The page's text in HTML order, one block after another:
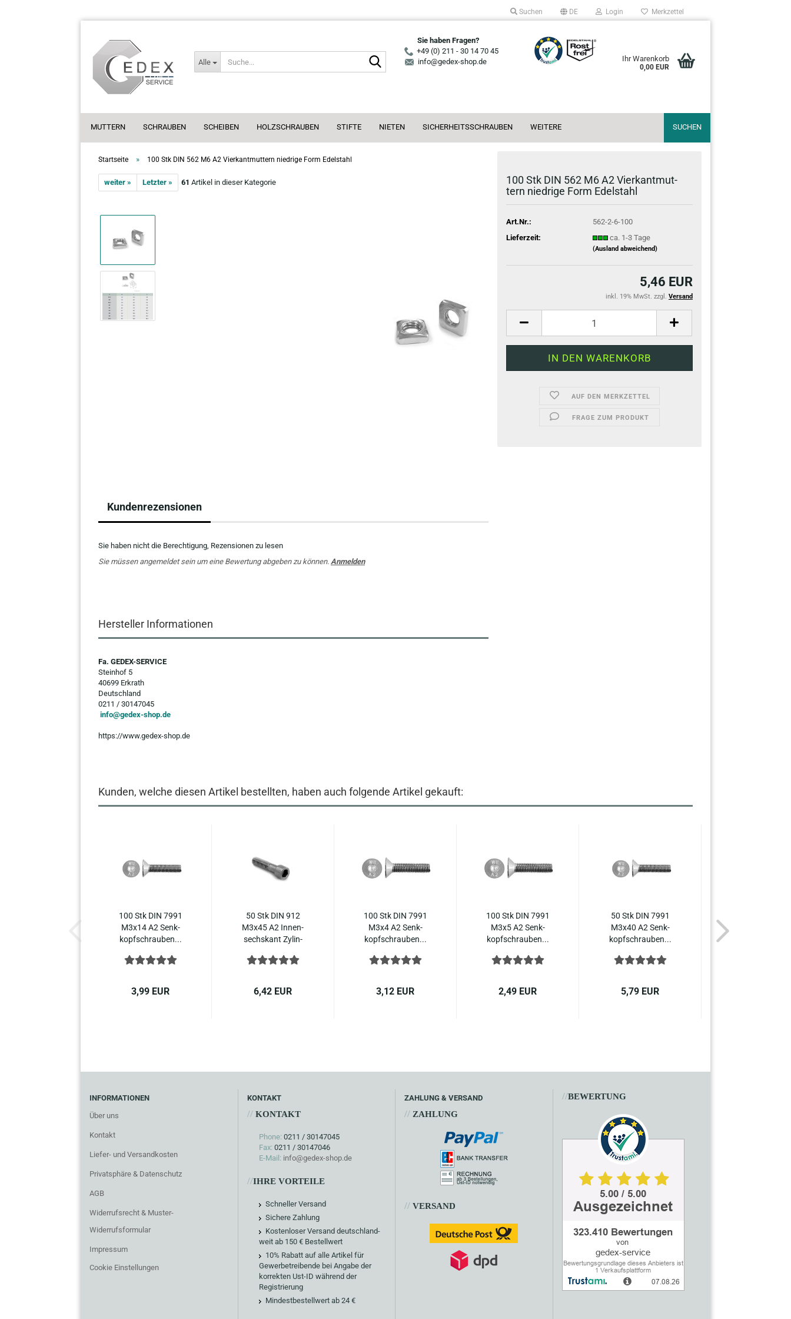
Suchen DE Login Merkzettel
Alle
Suche...
Sie haben Fragen?
+49 (0) 211 - 30 14 70 45
info@gedex-shop.de
Ihr Warenkorb
0,00 EUR
MUTTERN SCHRAUBEN SCHEIBEN HOLZSCHRAUBEN STIFTE NIETEN SICHERHEITSSCHRAUBEN SUCHEN
WEITERE
Startseite » 100 Stk DIN 562 M6 A2 Vierkantmuttern niedrige Form Edelstahl
weiter » Letzter » 61 Artikel in dieser Kategorie
100 Stk DIN 562 M6 A2 Vier­kant­mut­
tern nied­ri­ge Form Edel­stahl
Art.Nr.:
562-2-6-100
Lieferzeit:
ca. 1-3 Tage
(Ausland abweichend)
5,46 EUR
inkl. 19% MwSt. zzgl. Versand
AUF DEN MERKZETTEL
FRAGE ZUM PRODUKT
Kundenrezensionen
Sie haben nicht die Berechtigung, Rezensionen zu lesen
Sie müssen angemeldet sein um eine Bewertung abgeben zu können. Anmelden
Hersteller Informationen
Fa. GEDEX-SERVICE
Steinhof 5
40699 Erkrath
Deutschland
0211 / 30147045
info@gedex-shop.de
https://www.gedex-shop.de
Kunden, welche diesen Artikel bestellten, haben auch folgende Artikel gekauft:
100 Stk DIN 7991
M3x14 A2 Senk­
kopf­schrau­ben...
3,99 EUR
50 Stk DIN 912
M3x45 A2 In­nen­
sechs­kant Zy­lin­
6,42 EUR
100 Stk DIN 7991
M3x4 A2 Senk­
kopf­schrau­ben...
3,12 EUR
100 Stk DIN 7991
M3x5 A2 Senk­
kopf­schrau­ben...
2,49 EUR
50 Stk DIN 7991
M3x40 A2 Senk­
kopf­schrau­ben...
5,79 EUR
INFORMATIONEN
Über uns
Kontakt
Liefer- und Versandkosten
Privatsphäre & Datenschutz
AGB
Widerrufsrecht & Muster-
Widerrufsformular
Impressum
Cookie Einstellungen
KONTAKT
//KONTAKT
Phone: 0211 / 30147045
Fax: 0211 / 30147046
E-Mail: info@gedex-shop.de
//IHRE VORTEILE
Schneller Versand
Sichere Zahlung
Kostenloser Versand deutschland-
weit ab 150 € Bestellwert
10% Rabatt auf alle Artikel für
Gewerbetreibende bei Angabe der
korrekten Ust-ID während der
Registrierung
Mindestbestellwert ab 24 €
ZAHLUNG & VERSAND
// ZAHLUNG
// VERSAND
//BEWERTUNG